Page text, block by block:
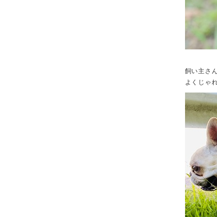
飼い主さ
よくじゃ